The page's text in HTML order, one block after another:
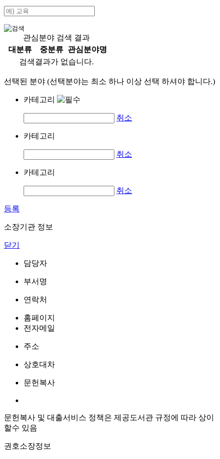
관심분야 검색 결과
대분류
중분류
관심분야명
검색결과가 없습니다.
선택된 분야 (선택분야는 최소 하나 이상 선택 하셔야 합니다.)
카테고리
취소
카테고리
취소
카테고리
취소
등록
소장기관 정보
닫기
담당자
부서명
연락처
홈페이지
전자메일
주소
상호대차
문헌복사
문헌복사 및 대출서비스 정책은 제공도서관 규정에 따라 상이
할수 있음
권호소장정보